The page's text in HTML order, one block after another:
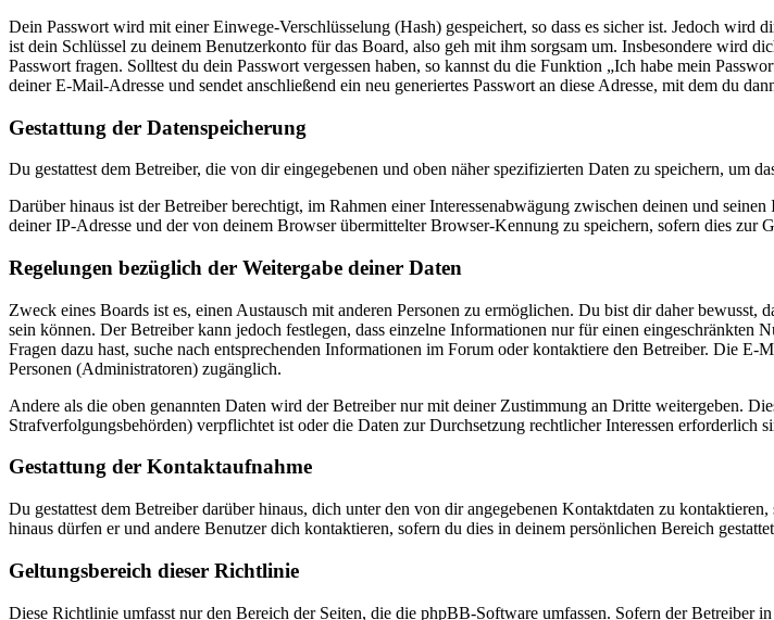
Dein Passwort wird mit einer Einwege-Verschlüsselung (Hash) gespeichert, so dass es sicher ist. Jedoch
ist dein Schlüssel zu deinem Benutzerkonto für das Board, also geh mit ihm sorgsam um. Insbesondere wird
Passwort fragen. Solltest du dein Passwort vergessen haben, so kannst du die Funktion „Ich habe mein
deiner E-Mail-Adresse und sendet anschließend ein neu generiertes Passwort an diese Adresse, mit dem du
Gestattung der Datenspeicherung
Du gestattest dem Betreiber, die von dir eingegebenen und oben näher spezifizierten Daten zu speichern, um
Darüber hinaus ist der Betreiber berechtigt, im Rahmen einer Interessenabwägung zwischen deinen und
deiner IP-Adresse und der von deinem Browser übermittelter Browser-Kennung zu speichern, sofern dies
Regelungen bezüglich der Weitergabe deiner Daten
Zweck eines Boards ist es, einen Austausch mit anderen Personen zu ermöglichen. Du bist dir daher
sein können. Der Betreiber kann jedoch festlegen, dass einzelne Informationen nur für einen
Fragen dazu hast, suche nach entsprechenden Informationen im Forum oder kontaktiere den Betreiber. Die
Personen (Administratoren) zugänglich.
Andere als die oben genannten Daten wird der Betreiber nur mit deiner Zustimmung an Dritte weitergeben.
Strafverfolgungsbehörden) verpflichtet ist oder die Daten zur Durchsetzung rechtlicher Interessen erforderlich
Gestattung der Kontaktaufnahme
Du gestattest dem Betreiber darüber hinaus, dich unter den von dir angegebenen Kontaktdaten zu
hinaus dürfen er und andere Benutzer dich kontaktieren, sofern du dies in deinem persönlichen Bereich
Geltungsbereich dieser Richtlinie
Diese Richtlinie umfasst nur den Bereich der Seiten, die die phpBB-Software umfassen. Sofern der Betreiber